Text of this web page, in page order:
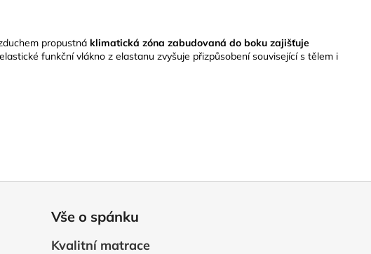
propustná klimatická zóna zabudovaná do boku zajišťuje
funkční vlákno z elastanu zvyšuje přizpůsobení související s tělem i
Vše o spánku
Kvalitní matrace